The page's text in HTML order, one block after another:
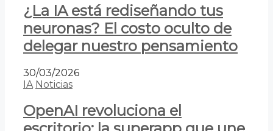
¿La IA está rediseñando tus
neuronas? El costo oculto de
delegar nuestro pensamiento
30/03/2026
IA Noticias
OpenAI revoluciona el